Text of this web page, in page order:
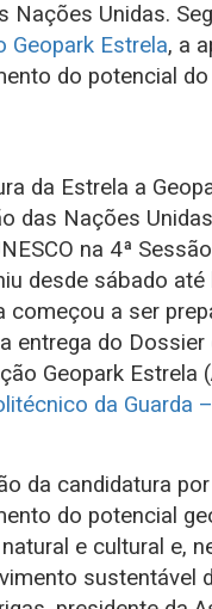
Nações Unidas.
Geopark Estrela, a
do potencial
da Estrela a
das Nações
na 4ª
desde sábado
começou a ser
entrega do Dossier
Geopark Estrela
da Guarda
da candidatura
do potencial
e cultural e,
sustentável